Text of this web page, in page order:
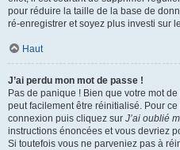
pour réduire la taille de la base de
ré-enregistrer et soyez plus investi sur
Haut
J’ai perdu mon mot de passe !
Pas de panique ! Bien que votre mot
peut facilement être réinitialisé. Pour
connexion puis cliquez sur J’ai oublié
instructions énoncées et vous devriez
Si toutefois vous ne parveniez pas à